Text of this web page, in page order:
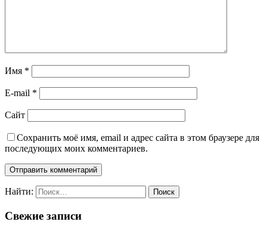
Имя *
E-mail *
Сайт
Сохранить моё имя, email и адрес сайта в этом браузере для
последующих моих комментариев.
Найти:
Свежие записи